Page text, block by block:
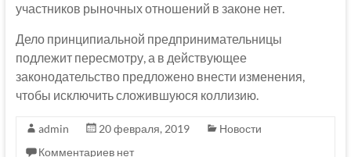
участников рыночных отношений в законе нет.
Дело принципиальной предпринимательницы
подлежит пересмотру, а в действующее
законодательство предложено внести изменения,
чтобы исключить сложившуюся коллизию.
admin 20 февраля, 2019
Новости
Комментариев нет